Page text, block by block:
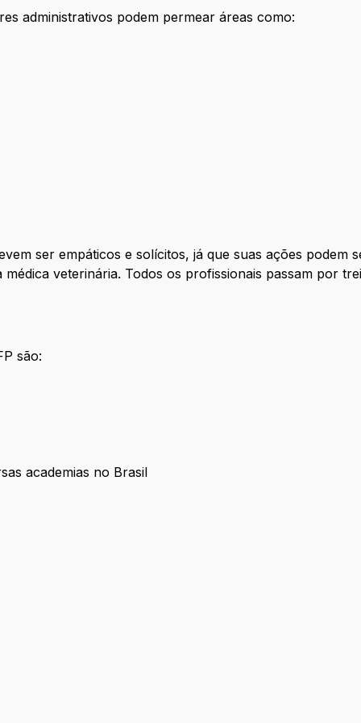
administrativos podem permear áreas como:
ser empáticos e solícitos, já que suas ações podem
médica veterinária. Todos os profissionais passam por
são:
academias no Brasil